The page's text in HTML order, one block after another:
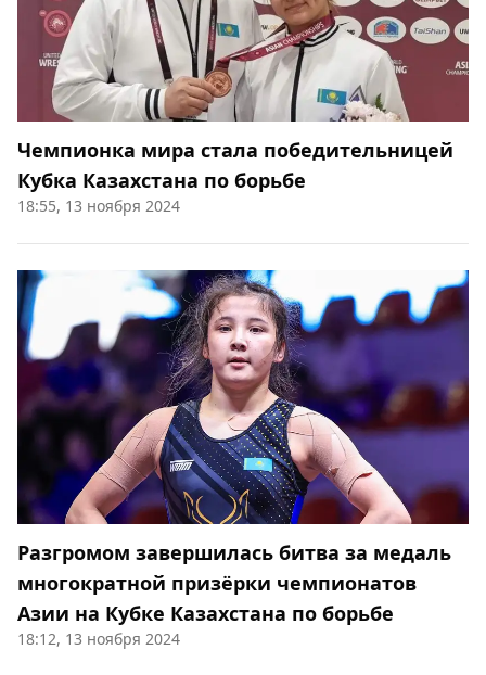
Чемпионка мира стала победительницей
Кубка Казахстана по борьбе
18:55, 13 ноября 2024
Разгромом завершилась битва за медаль
многократной призёрки чемпионатов
Азии на Кубке Казахстана по борьбе
18:12, 13 ноября 2024